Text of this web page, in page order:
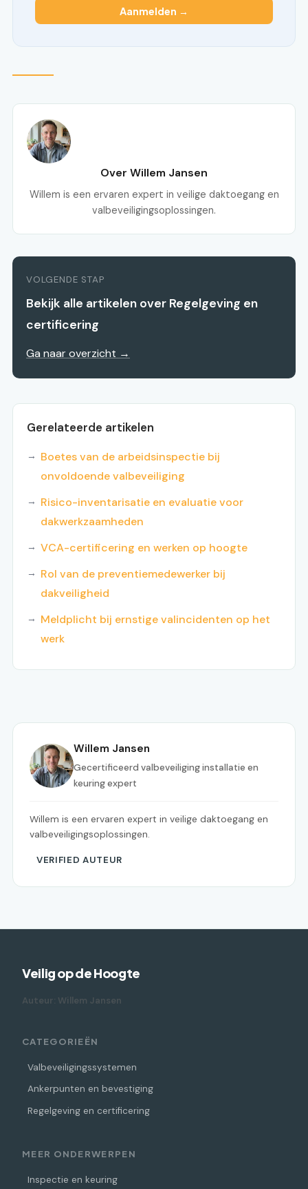
Aanmelden →
Over Willem Jansen
Willem is een ervaren expert in veilige daktoegang en
valbeveiligingsoplossingen.
VOLGENDE STAP
Bekijk alle artikelen over Regelgeving en
certificering
Ga naar overzicht →
Gerelateerde artikelen
Boetes van de arbeidsinspectie bij
onvoldoende valbeveiliging
Risico-inventarisatie en evaluatie voor
dakwerkzaamheden
VCA-certificering en werken op hoogte
Rol van de preventiemedewerker bij
dakveiligheid
Meldplicht bij ernstige valincidenten op het
werk
Willem Jansen
Gecertificeerd valbeveiliging installatie en
keuring expert
Willem is een ervaren expert in veilige daktoegang en
valbeveiligingsoplossingen.
VERIFIED AUTEUR
Veilig op de Hoogte
Auteur: Willem Jansen
CATEGORIEËN
Valbeveiligingssystemen
Ankerpunten en bevestiging
Regelgeving en certificering
MEER ONDERWERPEN
Inspectie en keuring